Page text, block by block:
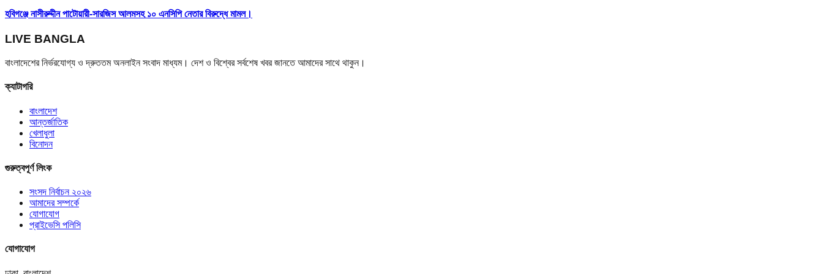
হবিগঞ্জে নাসীরুদ্দীন পাটোয়ারী-সারজিস আলমসহ ১০ এনসিপি নেতার বিরুদ্ধে মামল।
LIVE BANGLA
বাংলাদেশের নির্ভরযোগ্য ও দ্রুততম অনলাইন সংবাদ মাধ্যম। দেশ ও বিশ্বের সর্বশেষ খবর জানতে আমাদের সাথে থাকুন।
ক্যাটাগরি
বাংলাদেশ
আন্তর্জাতিক
খেলাধুলা
বিনোদন
গুরুত্বপূর্ণ লিংক
সংসদ নির্বাচন ২০২৬
আমাদের সম্পর্কে
যোগাযোগ
প্রাইভেসি পলিসি
যোগাযোগ